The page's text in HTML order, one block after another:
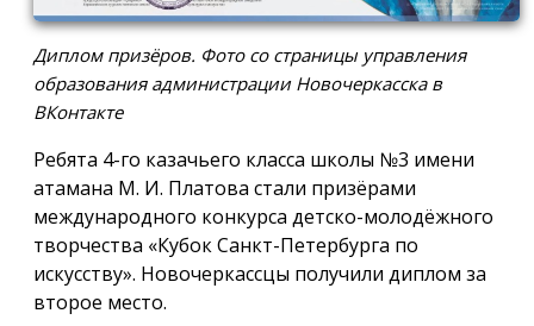
Диплом призёров. Фото со страницы управления
образования администрации Новочеркасска в
ВКонтакте
Ребята 4-го казачьего класса школы №3 имени
атамана М. И. Платова стали призёрами
международного конкурса детско-молодёжного
творчества «Кубок Санкт-Петербурга по
искусству». Новочеркассцы получили диплом за
второе место.